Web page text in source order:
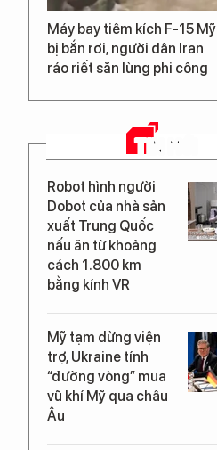
Máy bay tiêm kích F-15 Mỹ
bị bắn rơi, người dân Iran
ráo riết săn lùng phi công
TIN MỚI
Robot hình người
Dobot của nhà sản
xuất Trung Quốc
nấu ăn từ khoảng
cách 1.800 km
bằng kính VR
Mỹ tạm dừng viện
trợ, Ukraine tính
“đường vòng” mua
vũ khí Mỹ qua châu
Âu